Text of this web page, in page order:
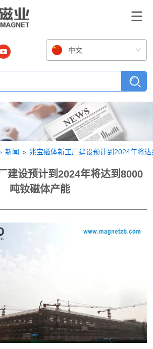
中文
新闻 > 兆宝磁体新工厂建设预计到2024年将
建设预计到2024年将达到8000
吨钕磁体产能